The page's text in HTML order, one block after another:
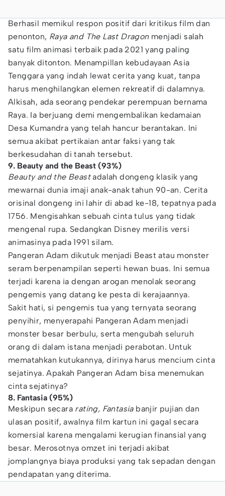
Berhasil memikul respon positif dari kritikus film dan
penonton, Raya and The Last Dragonmenjadi salah
satu film animasi terbaik pada 2021 yang paling
banyak ditonton. Menampillan kebudayaan Asia
Tenggara yang indah lewat cerita yang kuat, tanpa
harus menghilangkan elemen rekreatif di dalamnya.
Alkisah, ada seorang pendekar perempuan bernama
Raya. Ia berjuang demi mengembalikan kedamaian
Desa Kumandra yang telah hancur berantakan. Ini
semua akibat pertikaian antar faksi yang tak
berkesudahan di tanah tersebut.
9. Beauty and the Beast (93%)
Beauty and the Beastadalah dongeng klasik yang
mewarnai dunia imaji anak-anak tahun 90-an. Cerita
orisinal dongeng ini lahir di abad ke-18, tepatnya pada
1756. Mengisahkan sebuah cinta tulus yang tidak
mengenal rupa. Sedangkan Disney merilis versi
animasinya pada 1991 silam.
Pangeran Adam dikutuk menjadi Beast atau monster
seram berpenampilan seperti hewan buas. Ini semua
terjadi karena ia dengan arogan menolak seorang
pengemis yang datang ke pesta di kerajaannya.
Sakit hati, si pengemis tua yang ternyata seorang
penyihir, menyerapahi Pangeran Adam menjadi
monster besar berbulu, serta mengubah seluruh
orang di dalam istana menjadi perabotan. Untuk
mematahkan kutukannya, dirinya harus mencium cinta
sejatinya. Apakah Pangeran Adam bisa menemukan
cinta sejatinya?
8. Fantasia (95%)
Meskipun secara rating, Fantasiabanjir pujian dan
ulasan positif, awalnya film kartun ini gagal secara
komersial karena mengalami kerugian finansial yang
besar. Merosotnya omzet ini terjadi akibat
jomplangnya biaya produksi yang tak sepadan dengan
pendapatan yang diterima.